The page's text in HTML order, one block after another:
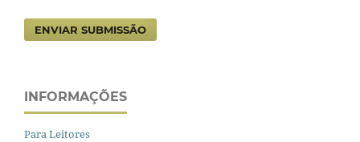
ENVIAR SUBMISSÃO
INFORMAÇÕES
Para Leitores